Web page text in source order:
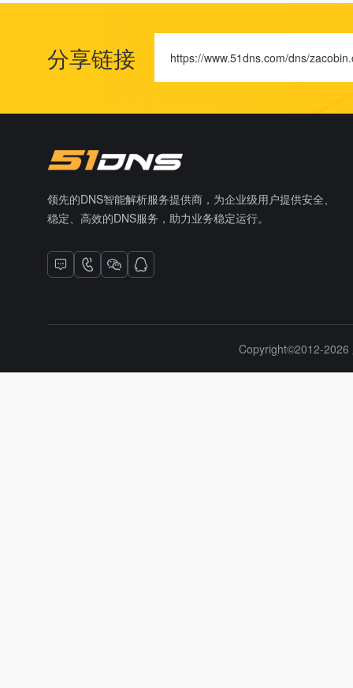
分享链接 https://www.51dns.com/dns/
领先的DNS智能解析服务提供商，为企业级用户提供安全、
稳定、高效的DNS服务，助力业务稳定运行。
Copyright©2012-2026